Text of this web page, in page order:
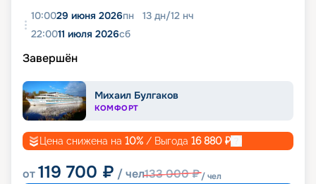
10:0029 июня 2026пн 13 дн/12 нч
22:0011 июля 2026сб
Завершён
Михаил Булгаков
КОМФОРТ
Цена снижена на 10% / Выгода 16 880 ₽
от119 700 ₽ / чел133 000₽/ чел